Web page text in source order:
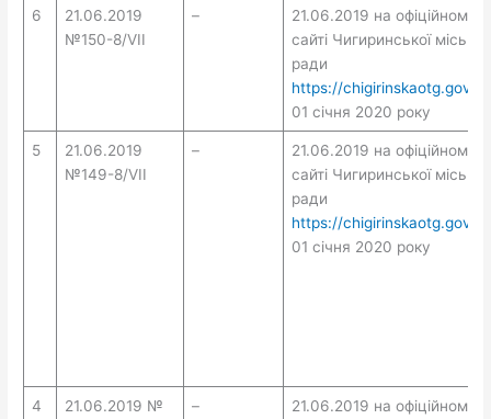
6
21.06.2019
№150-8/VII
–
21.06.2019 на офіційному
сайті Чигиринської міської
ради
https://
01 січня 2020 року
5
21.06.2019
№149-8/VII
–
21.06.2019 на офіційному
сайті Чигиринської міської
ради
https://
01 січня 2020 року
4
21.06.2019 №
–
21.06.2019 на офіційному